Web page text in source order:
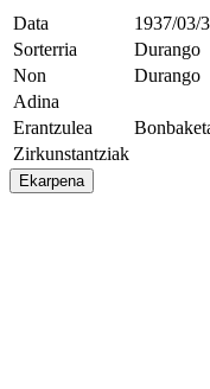
Data
1937/03/
Sorterria
Durango
Non
Durango
Adina
Erantzulea
Zirkunstantziak